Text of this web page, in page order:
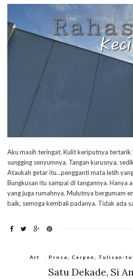
Aku masih teringat. Kulit keriputnya tertarik
sungging senyumnya. Tangan kurusnya,
Ataukah getar itu…pengganti mata letih
Bungkusan itu sampai di tangannya. Hanya
yang juga rumahnya. Mulutnya bergumam
baik, semoga kembali padanya. Tidak ada
Art , Prosa, Cerpen, Tulisan-
Satu Dekade, Si